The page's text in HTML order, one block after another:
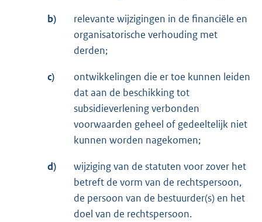
b)
relevante wijzigingen in de financiële en
organisatorische verhouding met
derden;
c)
ontwikkelingen die er toe kunnen leiden
dat aan de beschikking tot
subsidieverlening verbonden
voorwaarden geheel of gedeeltelijk niet
kunnen worden nagekomen;
d)
wijziging van de statuten voor zover het
betreft de vorm van de rechtspersoon,
de persoon van de bestuurder(s) en het
doel van de rechtspersoon.